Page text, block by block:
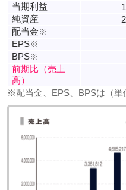
当期利益
純資産
配当金※
EPS※
BPS※
前期比（売上
高）
※配当金、EPS、BPSは（単